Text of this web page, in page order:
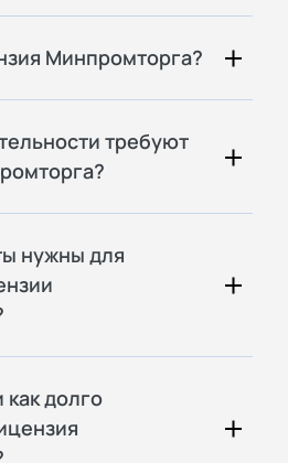
Минпромторга?
требуют
нужны для
как долго